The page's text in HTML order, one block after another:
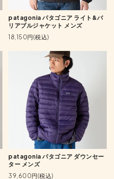
patagonia パタゴニア ライト&バ
リアブルジャケット メンズ
18,150円(税込)
patagonia パタゴニア ダウンセー
ター メンズ
39,600円(税込)